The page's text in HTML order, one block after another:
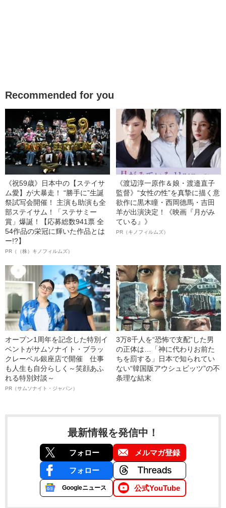
Recommended for you
《祝59歳》日本中の【ステイサ
ム愛】が大暴走！ “勝手に”生誕
祭試写会開催！ 主演も助演も全
部ステイサム！「ステサミー
賞」爆誕！【応募総数941票 全
54作品の栄冠に輝いた作品とは
ー!?】
PR（（株）キノフィルムズ）
《渡辺淳一原作＆娘・渡邉直子
監督》“女性の性”を真摯に描く意
欲作に黒木瞳・西岡德馬・吉田
羊が出演決定！《映画『月がみ
ている』》
PR（キノフィルムズ）
オープン1周年を記念した特別イ
ベントがサムソナイト・ブラッ
クレーベル銀座店で開催 仕事
も人生も自分らしく～笑顔あふ
れる特別対談～
PR（サムソナイト・ジャパン）
3万8千人を“恐怖で支配”した男
の正体は…「神に代わりお前た
ちを罰する」日本で知られてい
ない“韓国版アウシュビッツ”の不
条理な結末
最新情報を発信中！
フォロー メルマガ登録
フォロー
Googleニュース 公式YouTube